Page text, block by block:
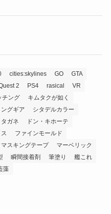
cities:skylines GO
GTA
2 PS4 rasical
VR
チング
キムタクが如く
グギア
シタデルカラー
タガネ
ドン・キホーテ
ファインモールド
マスキングテープ
マーベリック
瞬間接着剤 筆塗り
艦これ
藻